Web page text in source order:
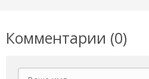
Комментарии (0)